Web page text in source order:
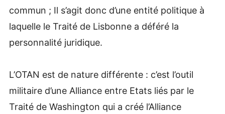
commun ; Il s’agit donc d’une entité politique à
laquelle le Traité de Lisbonne a déféré la
personnalité juridique.
L’OTAN est de nature différente : c’est l’outil
militaire d’une Alliance entre Etats liés par le
Traité de Washington qui a créé l’Alliance